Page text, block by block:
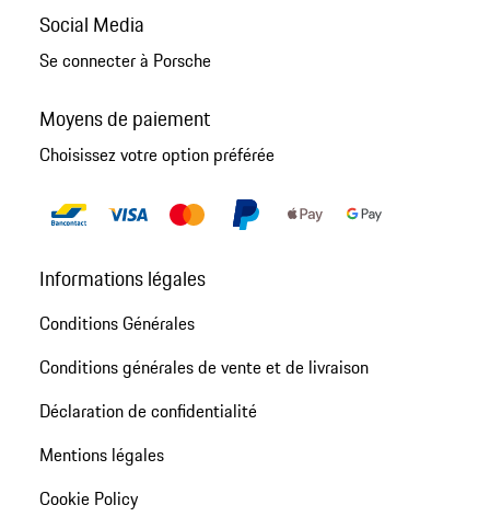
Social Media
Se connecter à Porsche
Moyens de paiement
Choisissez votre option préférée
Informations légales
Conditions Générales
Conditions générales de vente et de livraison
Déclaration de confidentialité
Mentions légales
Cookie Policy